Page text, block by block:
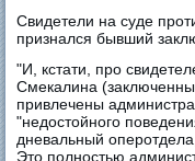
Свидетели на суде
признался бывший
"И, кстати, про
Смекалина
привлечены
"недостойного
дневальный
Это полностью